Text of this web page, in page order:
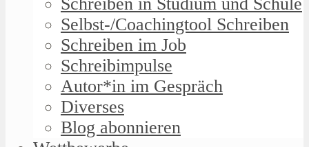
Selbst-/Coachingtool Schreiben
Schreiben im Job
Schreibimpulse
Autor*in im Gespräch
Diverses
Blog abonnieren